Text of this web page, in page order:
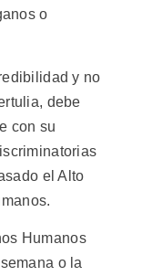
o
y no
debe
con su
el Alto
Humanos
o la